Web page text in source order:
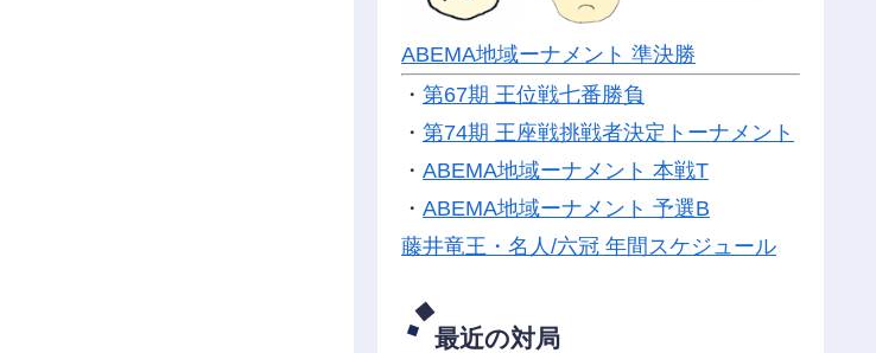
ABEMA地域ーナメント 準決勝
・ 第67期 王位戦七番勝負
・ 第74期 王座戦挑戦者決定トーナメント
・ ABEMA地域ーナメント 本戦T
・ ABEMA地域ーナメント 予選B
藤井竜王・名人/六冠 年間スケジュール
最近の対局